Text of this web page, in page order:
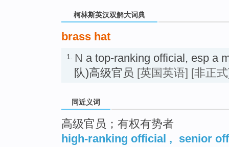
柯林斯英汉双解大词典
brass hat
1. N a top-ranking official, esp a
队)高级官员 [英国英语] [非正
同近义词
高级官员；有权有势者
high-ranking official , senior